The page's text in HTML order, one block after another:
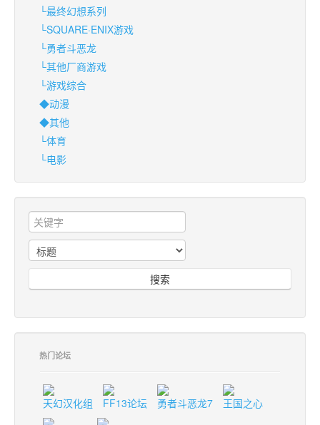
└最终幻想系列
└SQUARE·ENIX游戏
└勇者斗恶龙
└其他厂商游戏
└游戏综合
◆动漫
◆其他
└体育
└电影
搜索
热门论坛
天幻汉化组 FF13论坛 勇者斗恶龙7 王国之心